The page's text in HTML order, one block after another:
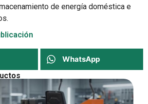
de energía doméstica e
WhatsApp